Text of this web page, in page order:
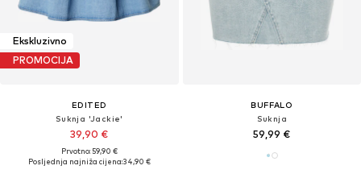
Ekskluzivno
PROMOCIJA
EDITED
Suknja 'Jackie'
39,90 €
Prvotno: 59,90 €
Posljednja najniža cijena:34,90 €
BUFFALO
Suknja
59,99 €